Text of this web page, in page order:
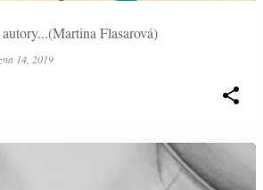
Flasarová)
14, 2019